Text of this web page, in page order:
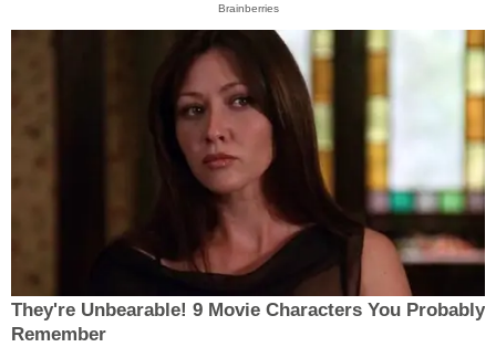
Brainberries
They're Unbearable! 9 Movie Characters You Probably
Remember